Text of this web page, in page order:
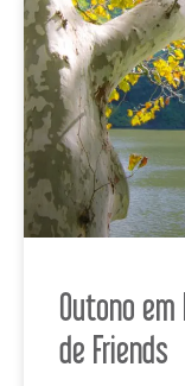
Outono
de Friends